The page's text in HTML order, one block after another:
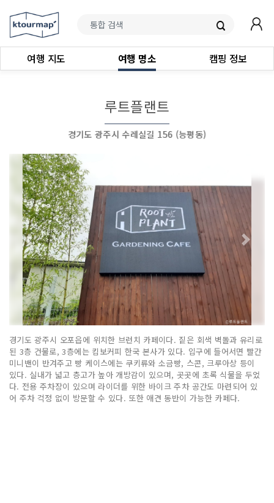
여행 지도 여행 명소 캠핑 정보
루트플랜트
경기도 광주시 수레실길 156 (능평동)
경기도 광주시 오포읍에 위치한 브런치 카페이다. 짙은 회색 벽돌과 유리로
된 3층 건물로, 3층에는 킴보커피 한국 본사가 있다. 입구에 들어서면 빨간
미니밴이 반겨주고 빵 케이스에는 쿠키류와 소금빵, 스콘, 크루아상 등이
있다. 실내가 넓고 층고가 높아 개방감이 있으며, 곳곳에 초록 식물을 두었
다. 전용 주차장이 있으며 라이더를 위한 바이크 주차 공간도 마련되어 있
어 주차 걱정 없이 방문할 수 있다. 또한 애견 동반이 가능한 카페다.